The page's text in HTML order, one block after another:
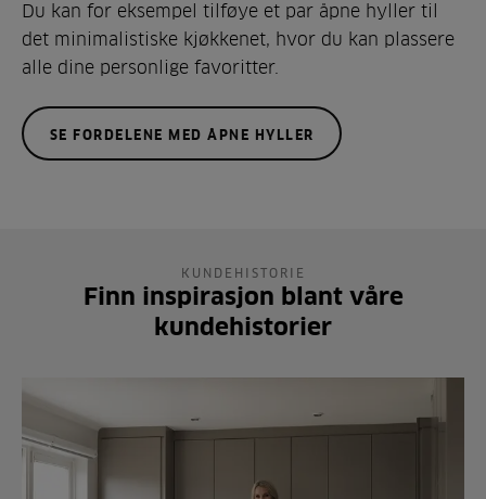
Du kan for eksempel tilføye et par åpne hyller til
det minimalistiske kjøkkenet, hvor du kan plassere
alle dine personlige favoritter.
SE FORDELENE MED ÅPNE HYLLER
KUNDEHISTORIE
Finn inspirasjon blant våre
kundehistorier